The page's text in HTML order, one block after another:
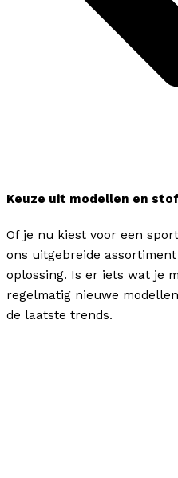
Keuze uit modellen en
Of je nu kiest voor een
ons uitgebreide
oplossing. Is er iets wat je
regelmatig nieuwe
de laatste trends.